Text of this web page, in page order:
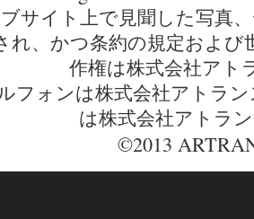
サイト上で見聞した写真
れ、かつ条約の規定およ
作権は株式会社アト
フォンは株式会社アトラ
は株式会社アトラ
©2013